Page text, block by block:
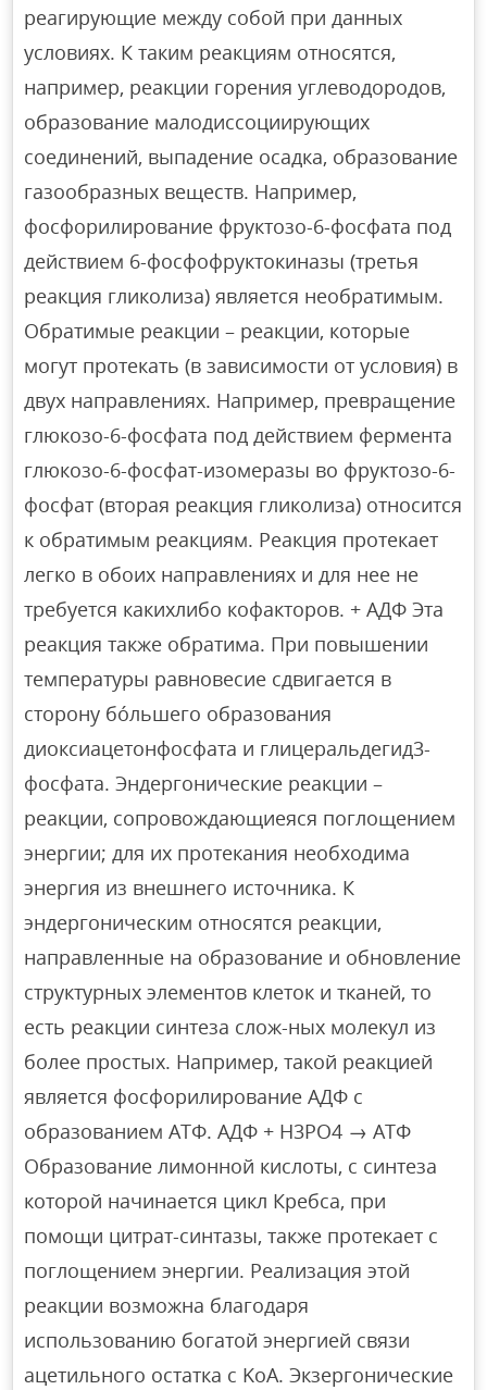
реагирующие между собой при данных
условиях. К таким реакциям относятся,
например, реакции горения углеводородов,
образование малодиссоциирующих
соединений, выпадение осадка, образование
газообразных веществ. Например,
фосфорилирование фруктозо-6-фосфата под
действием 6-фосфофруктокиназы (третья
реакция гликолиза) является необратимым.
Обратимые реакции – реакции, которые
могут протекать (в зависимости от условия) в
двух направлениях. Например, превращение
глюкозо-6-фосфата под действием фермента
глюкозо-6-фосфат-изомеразы во фруктозо-6-
фосфат (вторая реакция гликолиза) относится
к обратимым реакциям. Реакция протекает
легко в обоих направлениях и для нее не
требуется какихлибо кофакторов. + АДФ Эта
реакция также обратима. При повышении
температуры равновесие сдвигается в
сторону бóльшего образования
диоксиацетонфосфата и глицеральдегид3-
фосфата. Эндергонические реакции –
реакции, сопровождающиеяся поглощением
энергии; для их протекания необходима
энергия из внешнего источника. К
эндергоническим относятся реакции,
направленные на образование и обновление
структурных элементов клеток и тканей, то
есть реакции синтеза слож-ных молекул из
более простых. Например, такой реакцией
является фосфорилирование АДФ с
образованием АТФ. АДФ + Н3РО4 → АТФ
Образование лимонной кислоты, с синтеза
которой начинается цикл Кребса, при
помощи цитрат-синтазы, также протекает с
поглощением энергии. Реализация этой
реакции возможна благодаря
использованию богатой энергией связи
ацетильного остатка с KoA. Экзергонические